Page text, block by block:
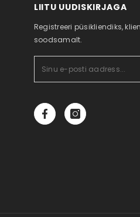
LIITU UUDISKIRJAGA
Registreeri püsikliendiks,
soodsamalt.